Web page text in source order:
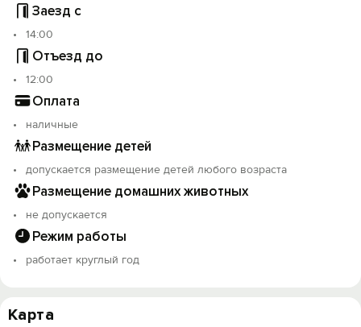
Заезд с
14:00
Отъезд до
12:00
Оплата
наличные
Размещение детей
допускается размещение детей любого возраста
Размещение домашних животных
не допускается
Режим работы
работает круглый год
Карта